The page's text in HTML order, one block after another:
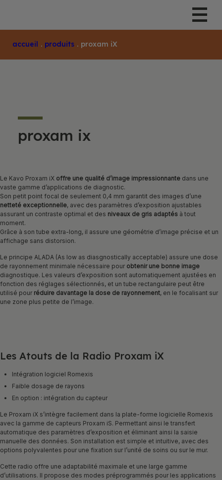
Accueil . Produits . Proxam iX
proxam ix
Le Kavo Proxam iX offre une qualité d’image impressionnante dans une
vaste gamme d’applications de diagnostic.
Son petit point focal de seulement 0,4 mm garantit des images d’une
netteté exceptionnelle, avec des paramètres d’exposition ajustables
assurant un contraste optimal et des niveaux de gris adaptés à tout
moment.
Grâce à son tube extra-long, il assure une géométrie d’image précise et un
affichage sans distorsion.
Le principe ALADA (As low as diasgnostically acceptable) assure une dose
de rayonnement minimale nécessaire pour obtenir une bonne image
diagnostique. Les valeurs d’exposition sont automatiquement ajustées en
fonction des réglages sélectionnés, et un tube rectangulaire peut être
utilisé pour réduire davantage la dose de rayonnement, en le focalisant sur
une zone plus petite de l’image.
Les Atouts de la Radio Proxam iX
Intégration logiciel Romexis
Faible dosage de rayons
En option : intégration du capteur
Le Proxam iX s’intègre facilement dans la plate-forme logicielle Romexis
avec la gamme de capteurs Proxam iS. Permettant ainsi le transfert
automatique des paramètres d’exposition et éliminant ainsi la saisie
manuelle des données. Son installation est simple et intuitive, avec des
options polyvalentes pour une fixation sur l’unité de soins ou sur le mur.
Cette radio offre une adaptabilité maximale et une large gamme
d’utilisations. Il propose des modes préprogrammés pour les applications